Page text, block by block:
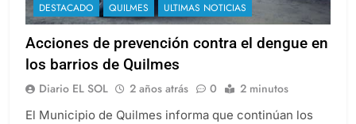
DESTACADO QUILMES ULTIMAS NOTICIAS
Acciones de prevención contra el dengue en
los barrios de Quilmes
Diario EL SOL 2 años atrás 0 2 minutos
El Municipio de Quilmes informa que continúan los